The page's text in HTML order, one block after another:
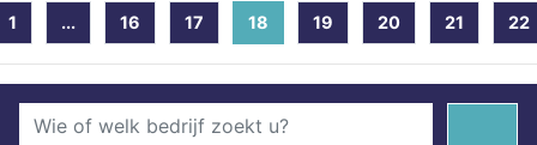
1 ... 16 17 18 (current)
19 20 21 22